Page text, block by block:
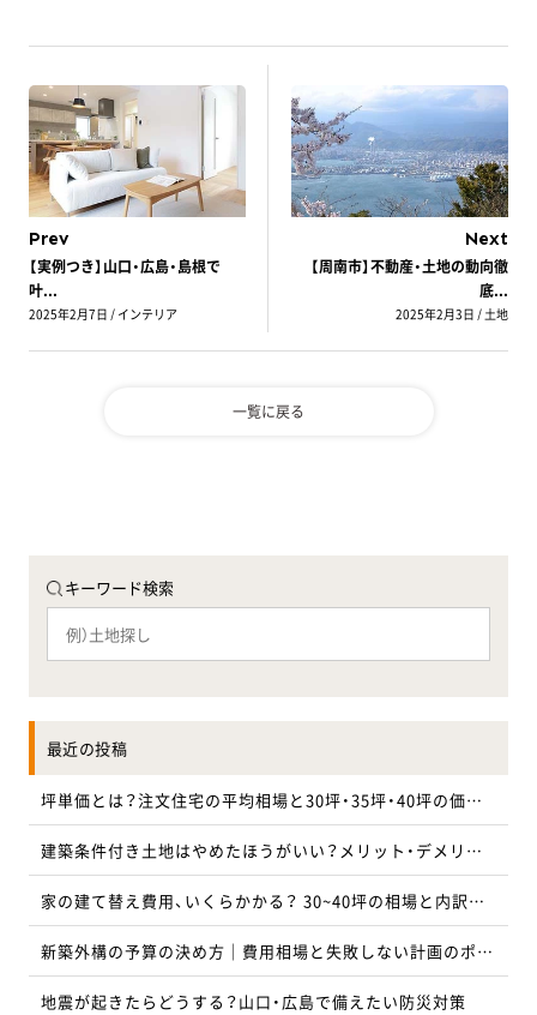
キーワード検索
最近の投稿
坪単価とは？注文住宅の平均相場と30坪・35坪・40坪の価格目安を解説
建築条件付き土地はやめたほうがいい？メリット・デメリットと注意点を解説
家の建て替え費用、いくらかかる？ 30~40坪の相場と内訳を徹底解説
新築外構の予算の決め方｜費用相場と失敗しない計画のポイント
地震が起きたらどうする？山口・広島で備えたい防災対策
Prev
【実例つき】山口・広島・島根で
叶...
2025年2月7日 / インテリア
Next
【周南市】不動産・土地の動向徹
底...
2025年2月3日 / 土地
一覧に戻る